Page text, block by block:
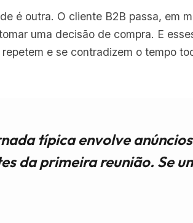
é outra. O cliente B2B passa, em
uma decisão de compra. E
e se contradizem o tempo
típica envolve
da primeira reunião. Se